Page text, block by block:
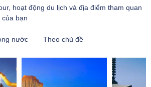
hoạt động du lịch và địa điểm tham quan
bạn
nước Theo chủ đề